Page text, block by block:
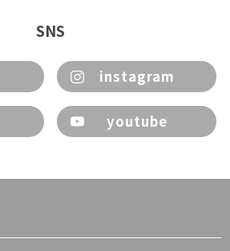
SNS
instagram
youtube